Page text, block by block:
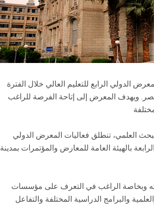
الدولي الرابع للتعليم العالي خلال الفترة
بمدينة نصر. ويهدف المعرض إلى إتاحة الفرصة للراغب
العلمي، تنطلق فعاليات المعرض الدولي
خلال الفترة من 11-12 يوليو 2019 في دورته الرابعة بالهيئة العامة للمعارض والمؤتمرات بمدينة
وبخاصة الراغب في التعرف على مؤسسات
والبرامج الدراسية المختلفة والتفاعل